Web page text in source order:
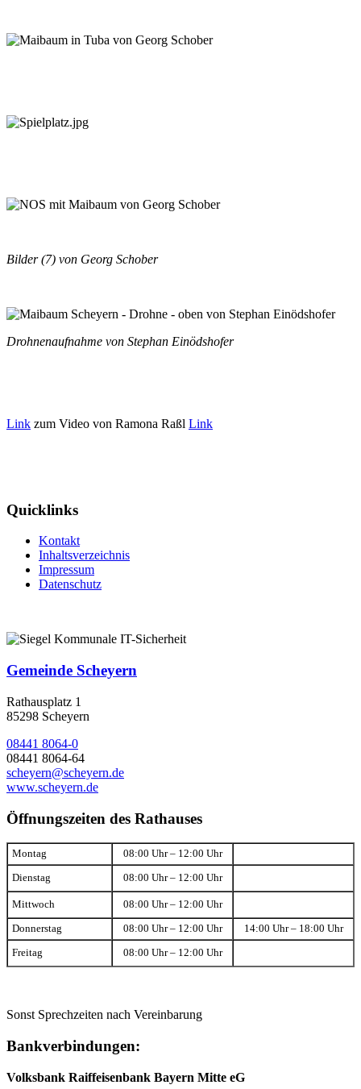
Bilder (7) von Georg Schober
Drohnenaufnahme von Stephan Einödshofer
Link zum Video von Ramona Raßl Link
Quicklinks
Kontakt
Inhaltsverzeichnis
Impressum
Datenschutz
Gemeinde Scheyern
Rathausplatz 1
85298 Scheyern
08441 8064-0
08441 8064-64
scheyern@scheyern.de
www.scheyern.de
Öffnungszeiten des Rathauses
Montag 08:00 Uhr – 12:00 Uhr
Dienstag 08:00 Uhr – 12:00 Uhr
Mittwoch 08:00 Uhr – 12:00 Uhr
Donnerstag 08:00 Uhr – 12:00 Uhr 14:00 Uhr – 18:00 Uhr
Freitag 08:00 Uhr – 12:00 Uhr
Sonst Sprechzeiten nach Vereinbarung
Bankverbindungen:
Volksbank Raiffeisenbank Bayern Mitte eG